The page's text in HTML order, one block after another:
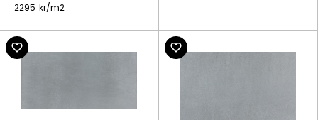
2295 kr/m2